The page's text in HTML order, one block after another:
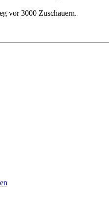
vor 3000 Zuschauern.